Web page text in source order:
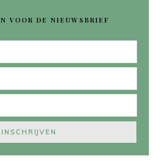
VOOR DE NIEUWSBRIEF